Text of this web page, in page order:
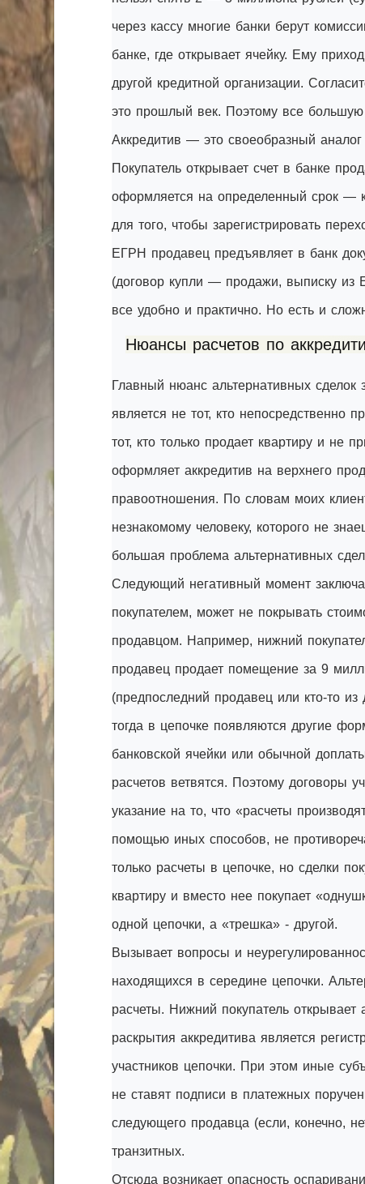
через кассу многие банки берут
банке, где открывает ячейку. Ему
другой кредитной организации.
это прошлый век. Поэтому все большую
Аккредитив — это своеобразный
Покупатель открывает счет в банке
оформляется на определенный срок —
для того, чтобы зарегистрировать
ЕГРН продавец предъявляет в банк
(договор купли — продажи, выписку из
все удобно и практично. Но есть и
Нюансы расчетов по
Главный нюанс альтернативных сделок
является не тот, кто непосредственно
тот, кто только продает квартиру и не
оформляет аккредитив на верхнего
правоотношения. По словам моих
незнакомому человеку, которого не
большая проблема альтернативных
Следующий негативный момент
покупателем, может не покрывать
продавцом. Например, нижний
продавец продает помещение за 9
(предпоследний продавец или кто-то из
тогда в цепочке появляются другие
банковской ячейки или обычной
расчетов ветвятся. Поэтому договоры
указание на то, что «расчеты
помощью иных способов, не
только расчеты в цепочке, но сделки
квартиру и вместо нее покупает
одной цепочки, а «трешка» - другой.
Вызывает вопросы и
находящихся в середине цепочки.
расчеты. Нижний покупатель открывает
раскрытия аккредитива является
участников цепочки. При этом иные
не ставят подписи в платежных
следующего продавца (если, конечно,
транзитных.
Отсюда возникает опасность